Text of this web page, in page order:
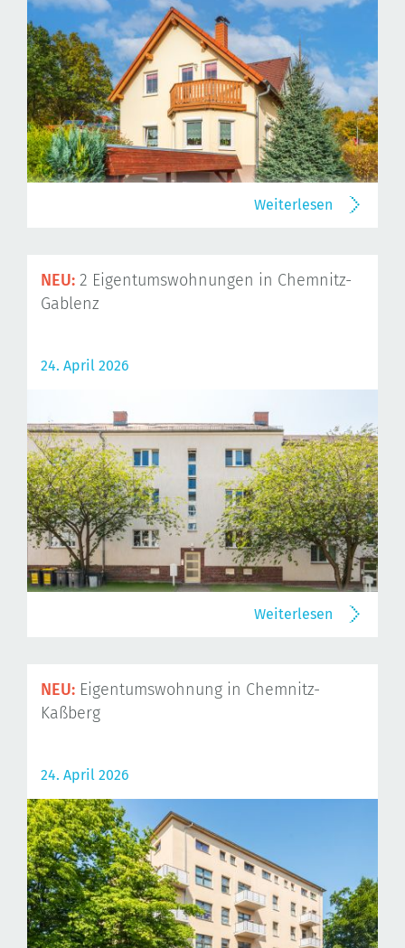
Weiterlesen
NEU: 2 Eigentumswohnungen in Chemnitz-
Gablenz
24. April 2026
Weiterlesen
NEU: Eigentumswohnung in Chemnitz-
Kaßberg
24. April 2026